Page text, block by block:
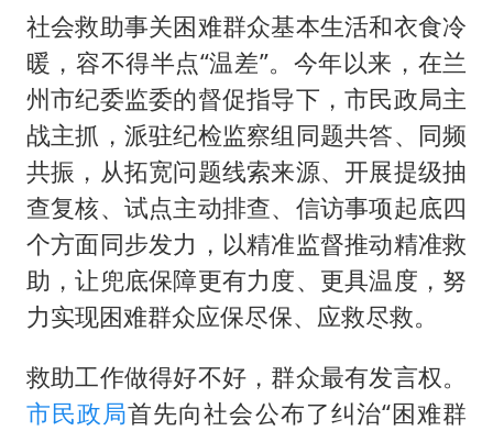
社会救助事关困难群众基本生活和衣食冷
暖，容不得半点“温差”。今年以来，在兰
州市纪委监委的督促指导下，市民政局主
战主抓，派驻纪检监察组同题共答、同频
共振，从拓宽问题线索来源、开展提级抽
查复核、试点主动排查、信访事项起底四
个方面同步发力，以精准监督推动精准救
助，让兜底保障更有力度、更具温度，努
力实现困难群众应保尽保、应救尽救。
救助工作做得好不好，群众最有发言权。
市民政局首先向社会公布了纠治“困难群